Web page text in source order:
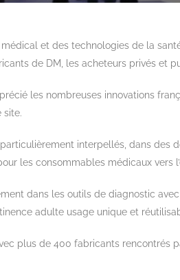
et des technologies de la
de DM, les acheteurs privés et
les nombreuses innovations
site.
interpellés, dans des
les consommables médicaux vers
dans les outils de diagnostic
adulte usage unique et
plus de 400 fabricants rencontrés